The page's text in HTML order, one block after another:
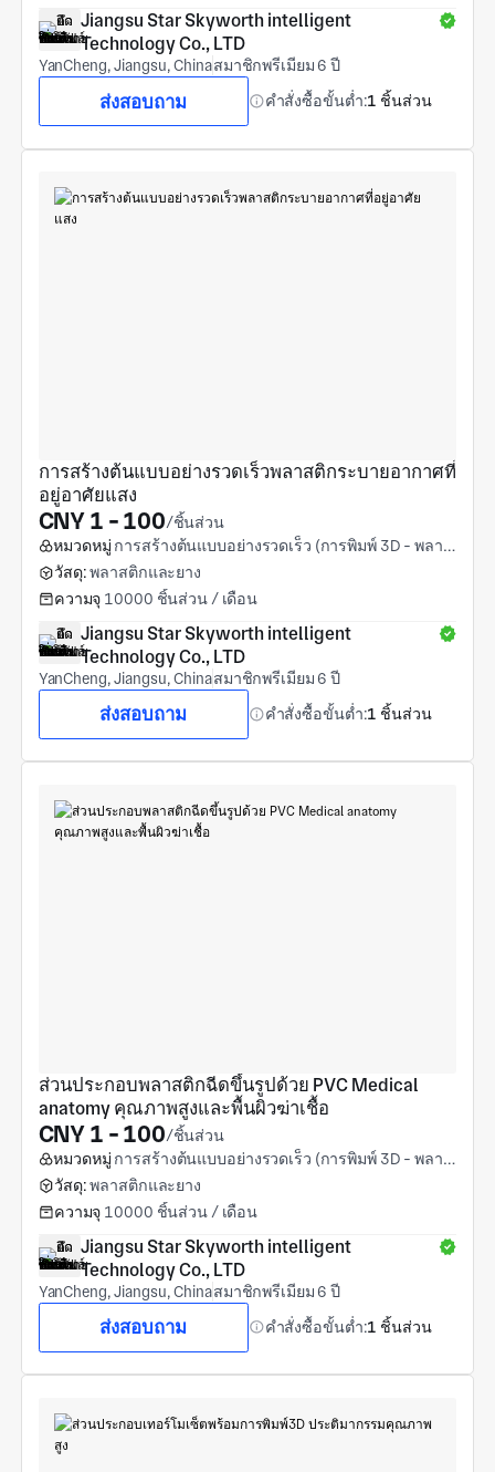
Jiangsu Star Skyworth intelligent
Technology Co., LTD
YanCheng, Jiangsu, Chinaสมาชิกพรีเมียม 6 ปี
ส่งสอบถาม คำสั่งซื้อขั้นต่ำ:1 ชิ้นส่วน
การสร้างต้นแบบอย่างรวดเร็วพลาสติกระบายอากาศที่
อยู่อาศัยแสง
CNY 1 - 100/ชิ้นส่วน
หมวดหมู่ การสร้างต้นแบบอย่างรวดเร็ว (การพิมพ์ 3D - พลาสติก)
วัสดุ: พลาสติกและยาง
ความจุ 10000 ชิ้นส่วน / เดือน
Jiangsu Star Skyworth intelligent
Technology Co., LTD
YanCheng, Jiangsu, Chinaสมาชิกพรีเมียม 6 ปี
ส่งสอบถาม คำสั่งซื้อขั้นต่ำ:1 ชิ้นส่วน
ส่วนประกอบพลาสติกฉีดขึ้นรูปด้วย PVC Medical
anatomy คุณภาพสูงและพื้นผิวฆ่าเชื้อ
CNY 1 - 100/ชิ้นส่วน
หมวดหมู่ การสร้างต้นแบบอย่างรวดเร็ว (การพิมพ์ 3D - พลาสติก)
วัสดุ: พลาสติกและยาง
ความจุ 10000 ชิ้นส่วน / เดือน
Jiangsu Star Skyworth intelligent
Technology Co., LTD
YanCheng, Jiangsu, Chinaสมาชิกพรีเมียม 6 ปี
ส่งสอบถาม คำสั่งซื้อขั้นต่ำ:1 ชิ้นส่วน